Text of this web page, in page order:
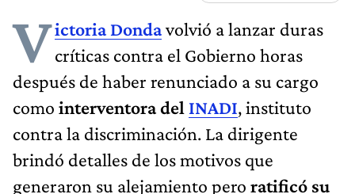
Victoria Dondavolvió a lanzar duras
críticas contra el Gobierno horas
después de haber renunciado a su cargo
como interventora del INADI, instituto
contra la discriminación. La dirigente
brindó detalles de los motivos que
generaron su alejamiento pero ratificó su